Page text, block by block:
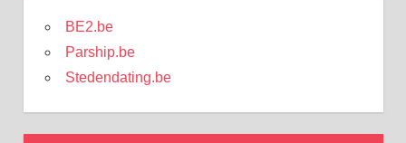
BE2.be
Parship.be
Stedendating.be